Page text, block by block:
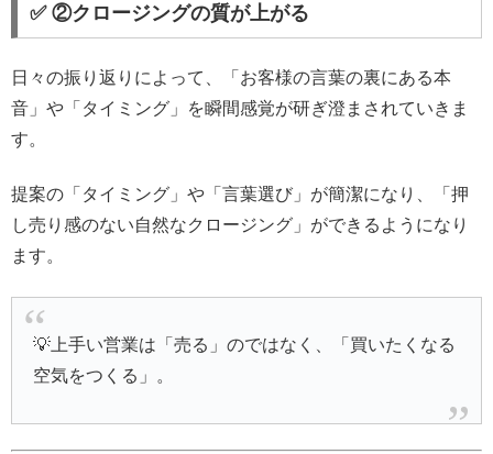
✅ ②クロージングの質が上がる
日々の振り返りによって、「お客様の言葉の裏にある本
音」や「タイミング」を瞬間感覚が研ぎ澄まされていきま
す。
提案の「タイミング」や「言葉選び」が簡潔になり、「押
し売り感のない自然なクロージング」ができるようになり
ます。
💡上手い営業は「売る」のではなく、「買いたくなる
空気をつくる」。